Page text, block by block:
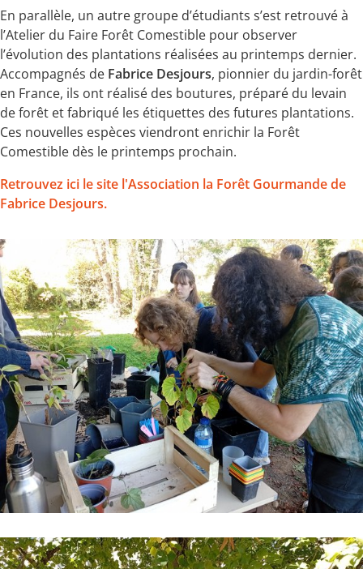
En parallèle, un autre groupe d’étudiants s’est retrouvé à
l’Atelier du Faire Forêt Comestible pour observer
l’évolution des plantations réalisées au printemps dernier.
Accompagnés de Fabrice Desjours, pionnier du jardin-forêt
en France, ils ont réalisé des boutures, préparé du levain
de forêt et fabriqué les étiquettes des futures plantations.
Ces nouvelles espèces viendront enrichir la Forêt
Comestible dès le printemps prochain.
Retrouvez ici le site l'Association la Forêt Gourmande de
Fabrice Desjours.